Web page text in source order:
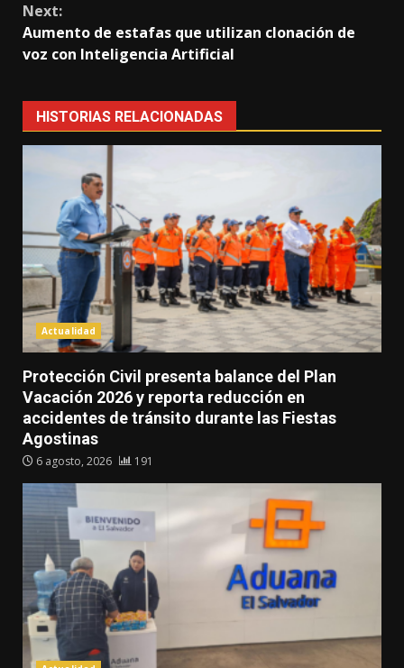
Next:
Aumento de estafas que utilizan clonación de
voz con Inteligencia Artificial
HISTORIAS RELACIONADAS
Actualidad
Protección Civil presenta balance del Plan
Vacación 2026 y reporta reducción en
accidentes de tránsito durante las Fiestas
Agostinas
6 agosto, 2026 191